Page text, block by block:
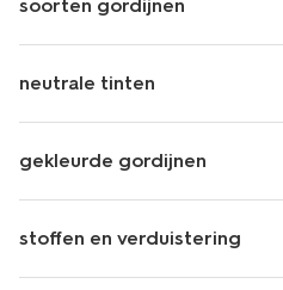
soorten gordijnen
neutrale tinten
gekleurde gordijnen
stoffen en verduistering